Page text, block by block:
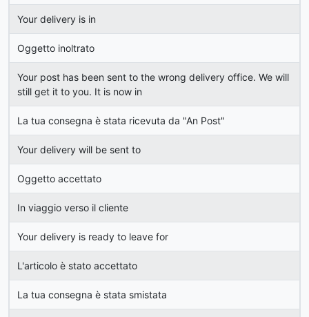
Your delivery is in
Oggetto inoltrato
Your post has been sent to the wrong delivery office. We will
still get it to you. It is now in
La tua consegna è stata ricevuta da "An Post"
Your delivery will be sent to
Oggetto accettato
In viaggio verso il cliente
Your delivery is ready to leave for
L'articolo è stato accettato
La tua consegna è stata smistata